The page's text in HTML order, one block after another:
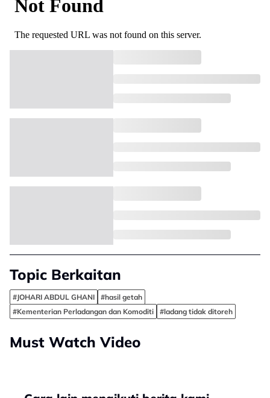
Topic Berkaitan
#JOHARI ABDUL GHANI
#hasil getah
#Kementerian Perladangan dan Komoditi
#ladang tidak ditoreh
Must Watch Video